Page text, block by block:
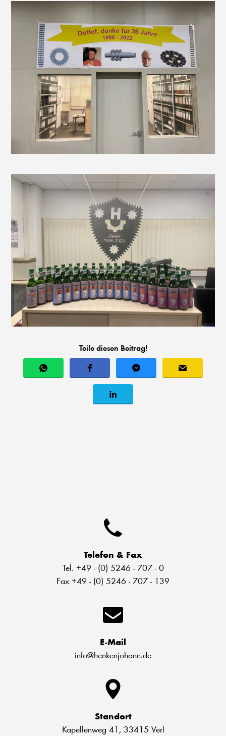
Teile diesen Beitrag!
Telefon & Fax
Tel. +49 - (0) 5246 - 707 - 0
Fax +49 - (0) 5246 - 707 - 139
E-Mail
info@henkenjohann.de
Standort
Kapellenweg 41, 33415 Verl